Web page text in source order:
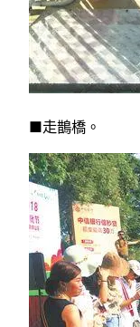
■走鵲橋。